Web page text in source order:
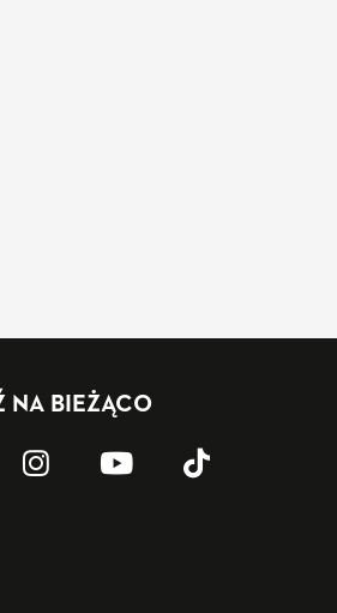
NA BIEŻĄCO